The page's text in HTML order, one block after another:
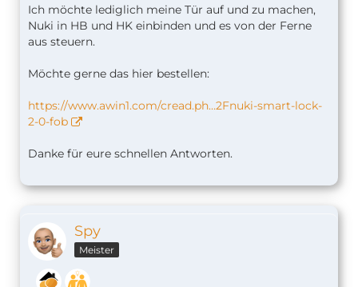
Ich möchte lediglich meine Tür auf und zu machen,
Nuki in HB und HK einbinden und es von der Ferne
aus steuern.
Möchte gerne das hier bestellen:
https://www.awin1.com/cread.ph…2Fnuki-smart-lock-
2-0-fob
Danke für eure schnellen Antworten.
Spy
Meister